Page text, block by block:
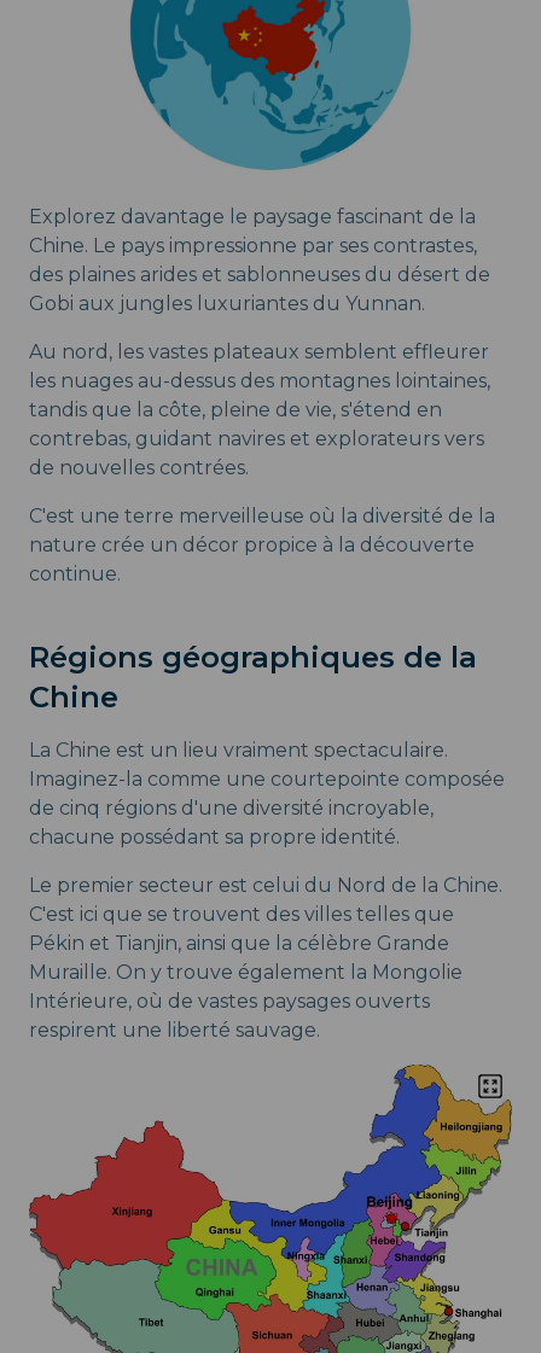
Explorez davantage le paysage fascinant de la
Chine. Le pays impressionne par ses contrastes,
des plaines arides et sablonneuses du désert de
Gobi aux jungles luxuriantes du Yunnan.
Au nord, les vastes plateaux semblent effleurer
les nuages au-dessus des montagnes lointaines,
tandis que la côte, pleine de vie, s'étend en
contrebas, guidant navires et explorateurs vers
de nouvelles contrées.
C'est une terre merveilleuse où la diversité de la
nature crée un décor propice à la découverte
continue.
Régions géographiques de la
Chine
La Chine est un lieu vraiment spectaculaire.
Imaginez-la comme une courtepointe composée
de cinq régions d'une diversité incroyable,
chacune possédant sa propre identité.
Le premier secteur est celui du Nord de la Chine.
C'est ici que se trouvent des villes telles que
Pékin et Tianjin, ainsi que la célèbre Grande
Muraille. On y trouve également la Mongolie
Intérieure, où de vastes paysages ouverts
respirent une liberté sauvage.